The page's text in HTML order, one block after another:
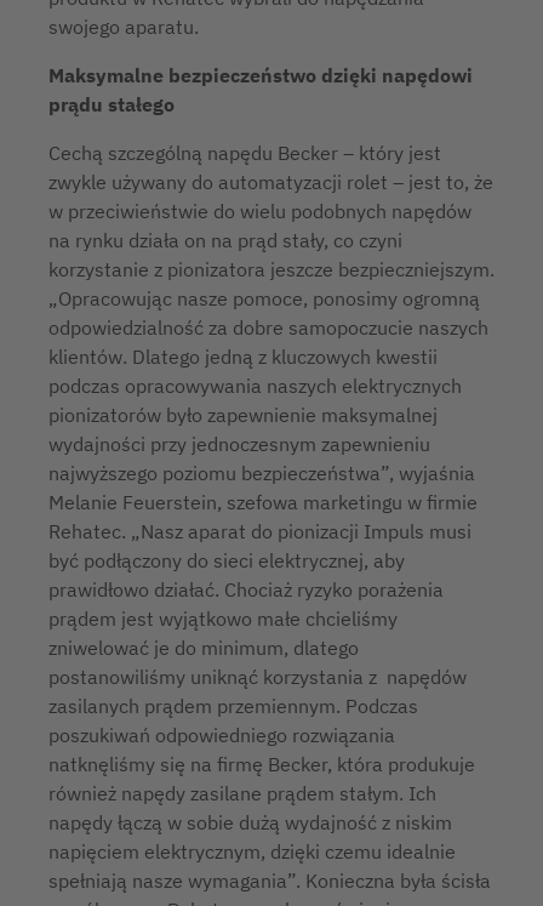
swojego aparatu.
Maksymalne bezpieczeństwo dzięki napędowi
prądu stałego
Cechą szczególną napędu Becker – który jest
zwykle używany do automatyzacji rolet – jest to, że
w przeciwieństwie do wielu podobnych napędów
na rynku działa on na prąd stały, co czyni
korzystanie z pionizatora jeszcze bezpieczniejszym.
„Opracowując nasze pomoce, ponosimy ogromną
odpowiedzialność za dobre samopoczucie naszych
klientów. Dlatego jedną z kluczowych kwestii
podczas opracowywania naszych elektrycznych
pionizatorów było zapewnienie maksymalnej
wydajności przy jednoczesnym zapewnieniu
najwyższego poziomu bezpieczeństwa”, wyjaśnia
Melanie Feuerstein, szefowa marketingu w firmie
Rehatec. „Nasz aparat do pionizacji Impuls musi
być podłączony do sieci elektrycznej, aby
prawidłowo działać. Chociaż ryzyko porażenia
prądem jest wyjątkowo małe chcieliśmy
zniwelować je do minimum, dlatego
postanowiliśmy uniknąć korzystania z napędów
zasilanych prądem przemiennym. Podczas
poszukiwań odpowiedniego rozwiązania
natknęliśmy się na firmę Becker, która produkuje
również napędy zasilane prądem stałym. Ich
napędy łączą w sobie dużą wydajność z niskim
napięciem elektrycznym, dzięki czemu idealnie
spełniają nasze wymagania”. Konieczna była ścisła